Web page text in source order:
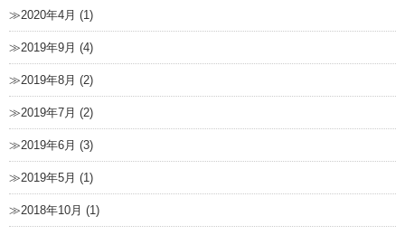
2020年4月 (1)
2019年9月 (4)
2019年8月 (2)
2019年7月 (2)
2019年6月 (3)
2019年5月 (1)
2018年10月 (1)